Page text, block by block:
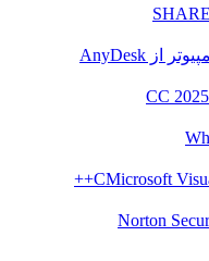
از AnyDesk
Microsoft Visual
Norton